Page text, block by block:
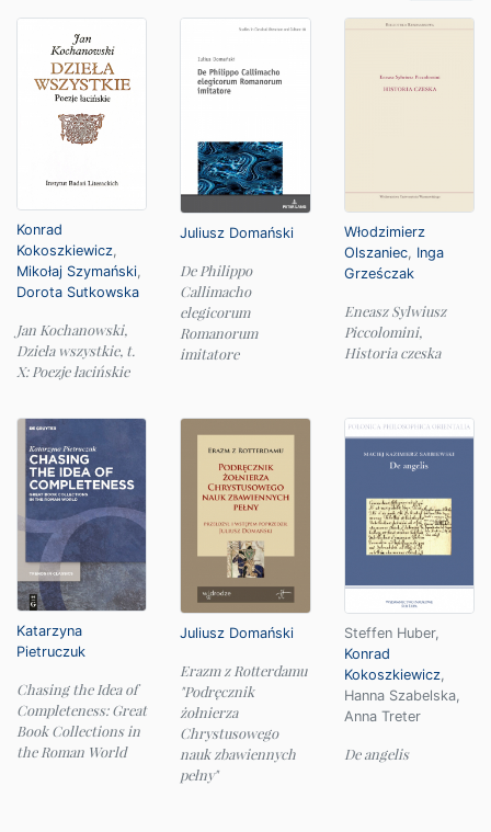
Konrad
Kokoszkiewicz,
Mikołaj Szymański,
Dorota Sutkowska
Jan Kochanowski,
Dzieła wszystkie, t.
X: Poezje łacińskie
Juliusz Domański
De Philippo
Callimacho
elegicorum
Romanorum
imitatore
Włodzimierz
Olszaniec, Inga
Grześczak
Eneasz Sylwiusz
Piccolomini,
Historia czeska
Katarzyna
Pietruczuk
Chasing the Idea of
Completeness: Great
Book Collections in
the Roman World
Juliusz Domański
Erazm z Rotterdamu
"Podręcznik
żołnierza
Chrystusowego
nauk zbawiennych
pełny"
Steffen Huber,
Konrad
Kokoszkiewicz,
Hanna Szabelska,
Anna Treter
De angelis